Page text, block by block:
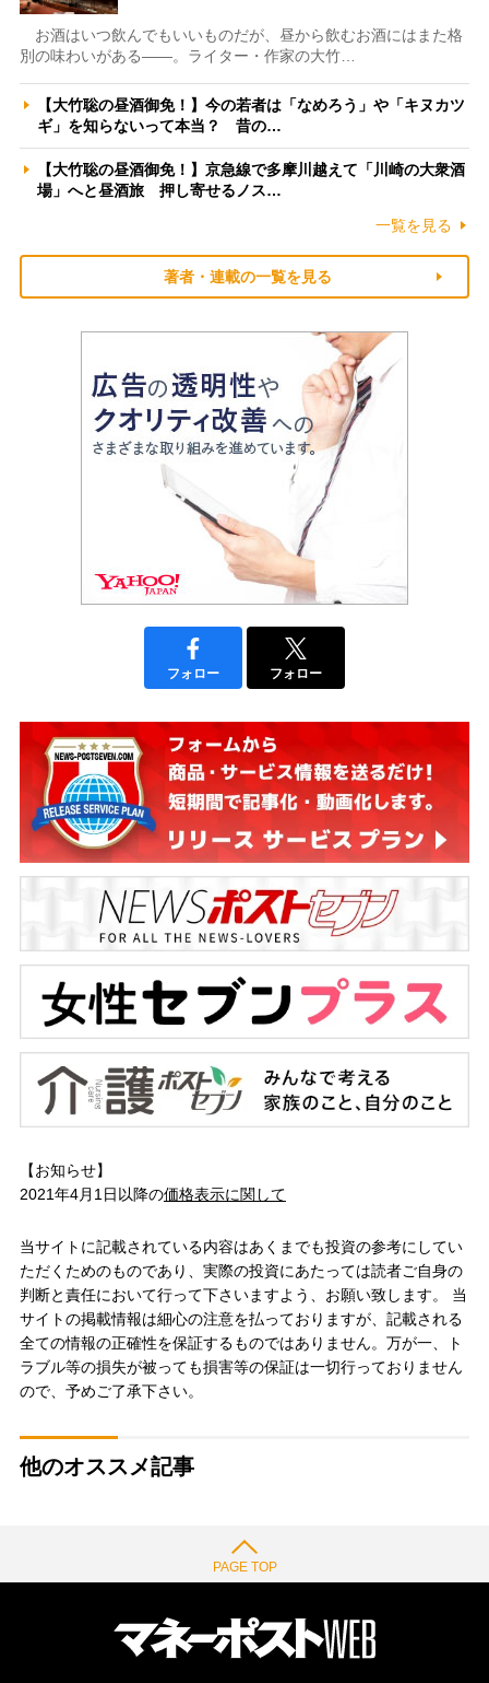
お酒はいつ飲んでもいいものだが、昼から飲むお酒にはまた格
別の味わいがある――。ライター・作家の大竹…
【大竹聡の昼酒御免！】今の若者は「なめろう」や「キヌカツ
ギ」を知らないって本当？ 昔の…
【大竹聡の昼酒御免！】京急線で多摩川越えて「川崎の大衆酒
場」へと昼酒旅 押し寄せるノス…
一覧を見る
著者・連載の一覧を見る
フォロー フォロー
【お知らせ】
2021年4月1日以降の価格表示に関して
当サイトに記載されている内容はあくまでも投資の参考にしてい
ただくためのものであり、実際の投資にあたっては読者ご自身の
判断と責任において行って下さいますよう、お願い致します。 当
サイトの掲載情報は細心の注意を払っておりますが、記載される
全ての情報の正確性を保証するものではありません。万が一、ト
ラブル等の損失が被っても損害等の保証は一切行っておりません
ので、予めご了承下さい。
他のオススメ記事
PAGE TOP